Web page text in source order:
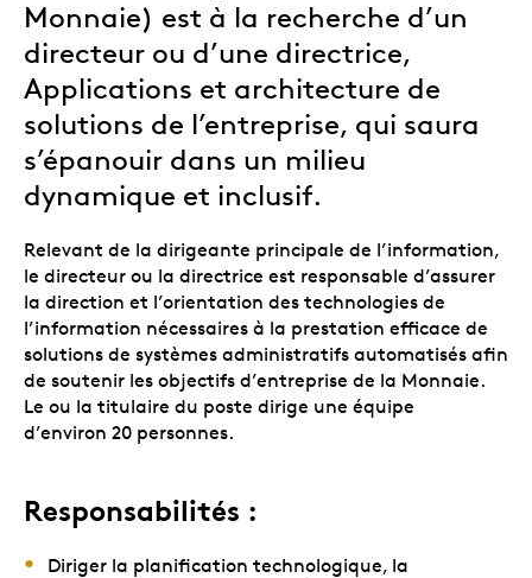
Monnaie) est à la recherche d’un
directeur ou d’une directrice,
Applications et architecture de
solutions de l’entreprise, qui saura
s’épanouir dans un milieu
dynamique et inclusif.
Relevant de la dirigeante principale de l’information,
le directeur ou la directrice est responsable d’assurer
la direction et l’orientation des technologies de
l’information nécessaires à la prestation efficace de
solutions de systèmes administratifs automatisés afin
de soutenir les objectifs d’entreprise de la Monnaie.
Le ou la titulaire du poste dirige une équipe
d’environ 20 personnes.
Responsabilités :
Diriger la planification technologique, la